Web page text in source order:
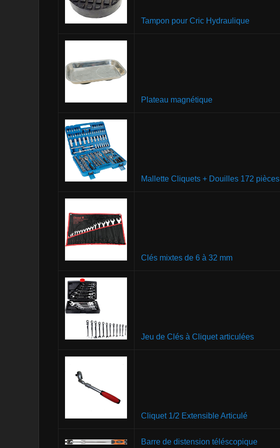
Tampon pour Cric Hydraulique
Plateau magnétique
Mallette Cliquets + Douilles 172 pièces
Clés mixtes de 6 à 32 mm
Jeu de Clés à Cliquet articulées
Cliquet 1/2 Extensible Articulé
Barre de distension téléscopique